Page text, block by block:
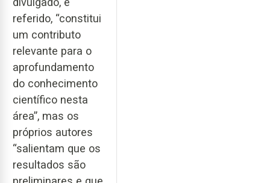
referido, “constitui
um contributo
relevante para o
aprofundamento
do conhecimento
científico nesta
área”, mas os
próprios autores
“salientam que os
resultados são